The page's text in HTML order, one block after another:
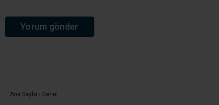
Ana Sayfa › Genel